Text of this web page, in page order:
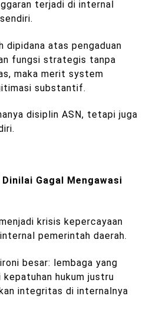
terjadi di internal
dipidana atas pengaduan
fungsi strategis tanpa
maka merit system
substantif.
disiplin ASN, tetapi juga
Gagal Mengawasi
krisis kepercayaan
pemerintah daerah.
besar: lembaga yang
kepatuhan hukum justru
integritas di internalnya